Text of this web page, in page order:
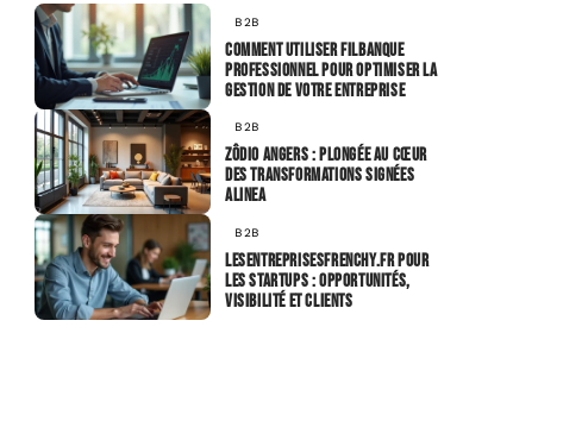
B2B
Comment utiliser Filbanque
professionnel pour optimiser la
gestion de votre entreprise
B2B
Zôdio Angers : plongée au cœur
des transformations signées
Alinea
B2B
Lesentreprisesfrenchy.fr pour
les startups : opportunités,
visibilité et clients